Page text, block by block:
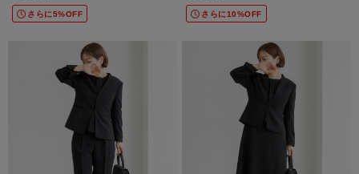
さらに5%OFF さらに10%OFF